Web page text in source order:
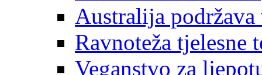
Australija podržava
Ravnoteža tjelesne
Veganstvo za